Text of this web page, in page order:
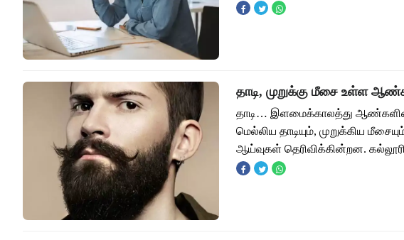
தாடி, முறுக்கு மீசை உள்ள
தாடி… இளமைக்காலத்து
மெல்லிய தாடியும், முறுக்கிய
ஆய்வுகள் தெரிவிக்கின்றன.